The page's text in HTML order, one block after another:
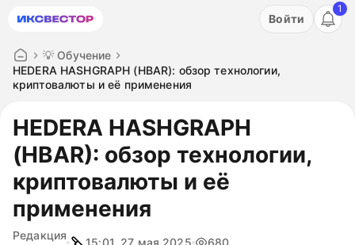
Акция: бесплатный пробный период на 3 дня!
Войти
1
💡 Обучение
HEDERA HASHGRAPH (HBAR): обзор технологии,
криптовалюты и её применения
HEDERA HASHGRAPH
(HBAR): обзор технологии,
криптовалюты и её
применения
Редакция
15:01, 27 мая 2025 680